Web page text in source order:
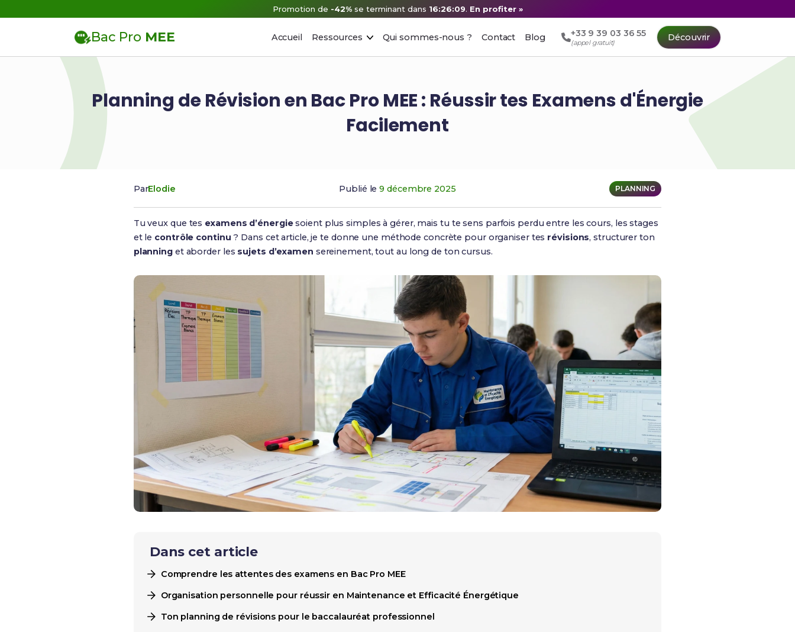
Promotion de -42%se terminant dans 16:26:08. En profiter »
Bac Pro MEE Accueil Ressources Qui sommes-nous ? Contact Blog +33 9 39 03 36 55
(appel gratuit)
Découvrir
Planning de Révision en Bac Pro MEE : Réussir tes Examens d'Énergie
Facilement
ParElodie Publié le9 décembre 2025 PLANNING
Tu veux que tes examens d’énergiesoient plus simples à gérer, mais tu te sens parfois perdu entre les cours, les stages
et le contrôle continu ? Dans cet article, je te donne une méthode concrète pour organiser tes révisions, structurer ton
planninget aborder les sujets d’examen sereinement, tout au long de ton cursus.
Dans cet article
Comprendre les attentes des examens en Bac Pro MEE
Organisation personnelle pour réussir en Maintenance et Efficacité Énergétique
Ton planning de révisions pour le baccalauréat professionnel